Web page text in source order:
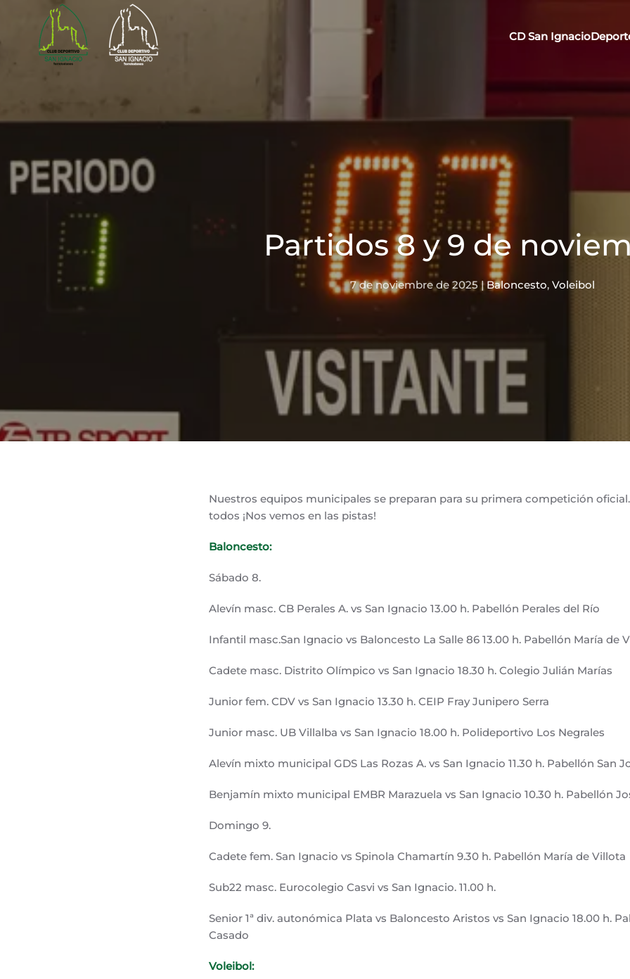
Skip to main content CD San Ignacio
Partidos 8 y 9 de
7 de noviembre de 2025 |Baloncesto, Voleibol
Nuestros equipos municipales se preparan para su primera competición
todos ¡Nos vemos en las pistas!
Baloncesto:
Sábado 8.
Alevín masc. CB Perales A. vs San Ignacio 13.00 h. Pabellón Perales del Río
Infantil masc.San Ignacio vs Baloncesto La Salle 86 13.00 h. Pabellón María de
Cadete masc. Distrito Olímpico vs San Ignacio 18.30 h. Colegio Julián Marías
Junior fem. CDV vs San Ignacio 13.30 h. CEIP Fray Junipero Serra
Junior masc. UB Villalba vs San Ignacio 18.00 h. Polideportivo Los Negrales
Alevín mixto municipal GDS Las Rozas A. vs San Ignacio 11.30 h. Pabellón San
Benjamín mixto municipal EMBR Marazuela vs San Ignacio 10.30 h. Pabellón
Domingo 9.
Cadete fem. San Ignacio vs Spinola Chamartín 9.30 h. Pabellón María de Villota
Sub22 masc. Eurocolegio Casvi vs San Ignacio. 11.00 h.
Senior 1ª div. autonómica Plata vs Baloncesto Aristos vs San Ignacio 18.00 h.
Casado
Voleibol: